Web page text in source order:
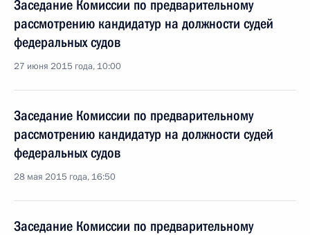
Заседание Комиссии по предварительному
рассмотрению кандидатур на должности судей
федеральных судов
27 июня 2015 года, 10:00
Заседание Комиссии по предварительному
рассмотрению кандидатур на должности судей
федеральных судов
28 мая 2015 года, 16:50
Заседание Комиссии по предварительному